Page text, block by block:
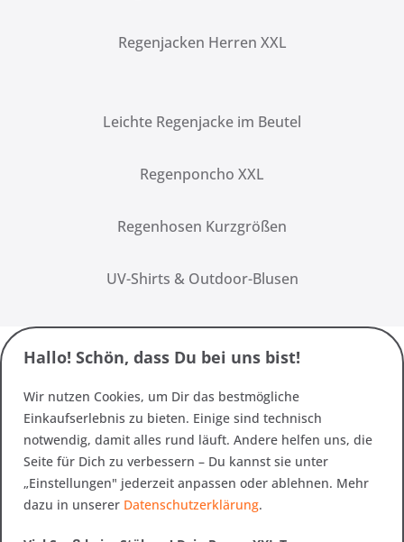
Regenjacken Herren XXL
Leichte Regenjacke im Beutel
Regenponcho XXL
Regenhosen Kurzgrößen
UV-Shirts & Outdoor-Blusen
Hallo! Schön, dass Du bei uns bist!
Wir nutzen Cookies, um Dir das bestmögliche
Einkaufserlebnis zu bieten. Einige sind technisch
notwendig, damit alles rund läuft. Andere helfen uns, die
Seite für Dich zu verbessern – Du kannst sie unter
„Einstellungen" jederzeit anpassen oder ablehnen. Mehr
dazu in unserer Datenschutzerklärung.